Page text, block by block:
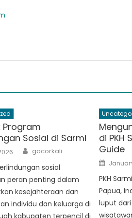
Program
Sosial di Sarmi
Author
gacorkali
sosial
peran penting dalam
kesejahteraan dan
individu dan keluarga di
kabupaten terpencil di
di PKH
Guide
Posted
on
PKH
Papua,
luput